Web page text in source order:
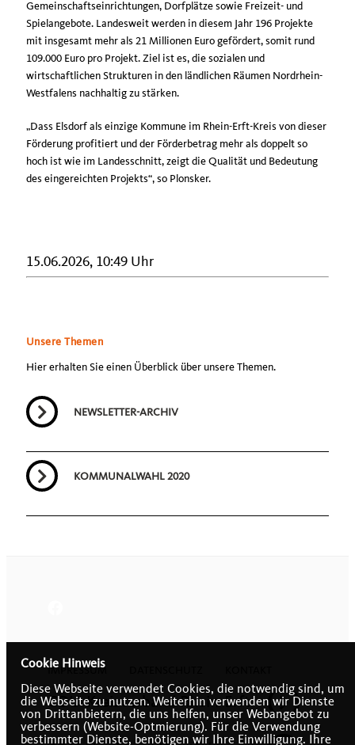
Gemeinschaftseinrichtungen, Dorfplätze sowie Freizeit- und
Spielangebote. Landesweit werden in diesem Jahr 196 Projekte
mit insgesamt mehr als 21 Millionen Euro gefördert, somit rund
109.000 Euro pro Projekt. Ziel ist es, die sozialen und
wirtschaftlichen Strukturen in den ländlichen Räumen Nordrhein-
Westfalens nachhaltig zu stärken.
Dass Elsdorf als einzige Kommune im Rhein-Erft-Kreis von dieser
Förderung profitiert und der Förderbetrag mehr als doppelt so
hoch ist wie im Landesschnitt, zeigt die Qualität und Bedeutung
des eingereichten Projekts“, so Plonsker.
15.06.2026, 10:49 Uhr
Unsere Themen
Hier erhalten Sie einen Überblick über unsere Themen.
NEWSLETTER-ARCHIV
KOMMUNALWAHL 2020
IMPRESSUM
CDU-Kreisverband Rhein-Erft
Cookie Hinweis
Diese Webseite verwendet Cookies, die notwendig sind, um
die Webseite zu nutzen. Weiterhin verwenden wir Dienste
von Drittanbietern, die uns helfen, unser Webangebot zu
verbessern (Website-Optmierung). Für die Verwendung
bestimmter Dienste, benötigen wir Ihre Einwilligung. Ihre